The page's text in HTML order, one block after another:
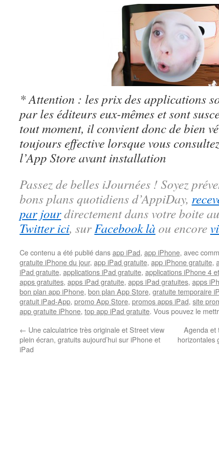
* Attention : les prix des applications
par les éditeurs eux-mêmes et sont
tout moment, il convient donc de bien
toujours effective lorsque vous
l’App Store avant installation
Passez de belles iJournées ! Soyez
bons plans quotidiens d’AppiDay,
par jourdirectement dans votre boite
Twitter ici, surFacebook là ou encore
Ce contenu a été publié dansapp iPad, app iPhone, avec
gratuite iPhone du jour, app iPad gratuite, app iPhone gratuite,
iPad gratuite, applications iPad gratuite, applications iPhone 4
apps gratuites, apps iPad gratuite, apps iPad gratuites, apps
bon plan app iPhone, bon plan App Store, gratuite temporaire
gratuit iPad-App, promo App Store, promos apps iPad, site
app gratuite iPhone, top app iPad gratuite. Vous pouvez le
← Une calculatrice très originale et Street view
plein écran, gratuits aujourd’hui sur iPhone et
iPad
Agenda et
horizontales